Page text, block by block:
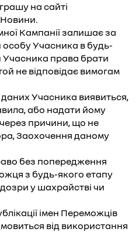
на сайті
Новини.
Кампанії залишає за
Учасника в будь-
Учасника права брати
не відповідає вимогам
даних Учасника виявиться,
або надати йому
причини, що не
Заохочення даному
без попередження
з будь-якого етапу
у шахрайстві чи
імен Переможців
від використання